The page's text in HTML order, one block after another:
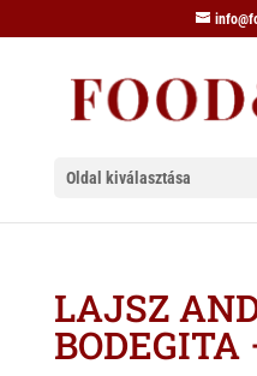
Oldal kiválasztása
LAJSZ